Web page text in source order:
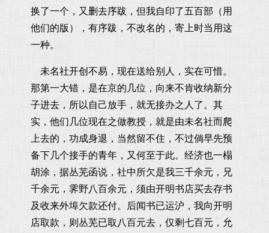
换了一个，又删去序跋，但我自印了五百部（用
他们的版），有序跋，不改名的，寄上时当用这
一种。
未名社开创不易，现在送给别人，实在可惜。
那第一大错，是在京的几位，向来不肯收纳新分
子进去，所以自己放手，就无接办之人了。其
实，他们几位现在之做教授，就是由未名社而爬
上去的，功成身退，当然留不住，不过倘早先预
备下几个接手的青年，又何至于此。经济也一榻
胡涂，据丛芜函说，社中所欠是我三千余元，兄
千余元，霁野八百余元，须由开明书店买去存书
及收来外埠欠款还付。后闻书已运沪，我向开明
店取款，则丛芜已取八百元去，仅剩七百元，允